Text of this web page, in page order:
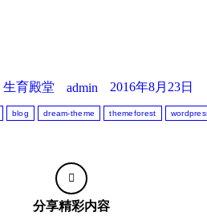
生育殿堂 admin
2016年8月23日
blog dream-theme themeforest
分享精彩内容